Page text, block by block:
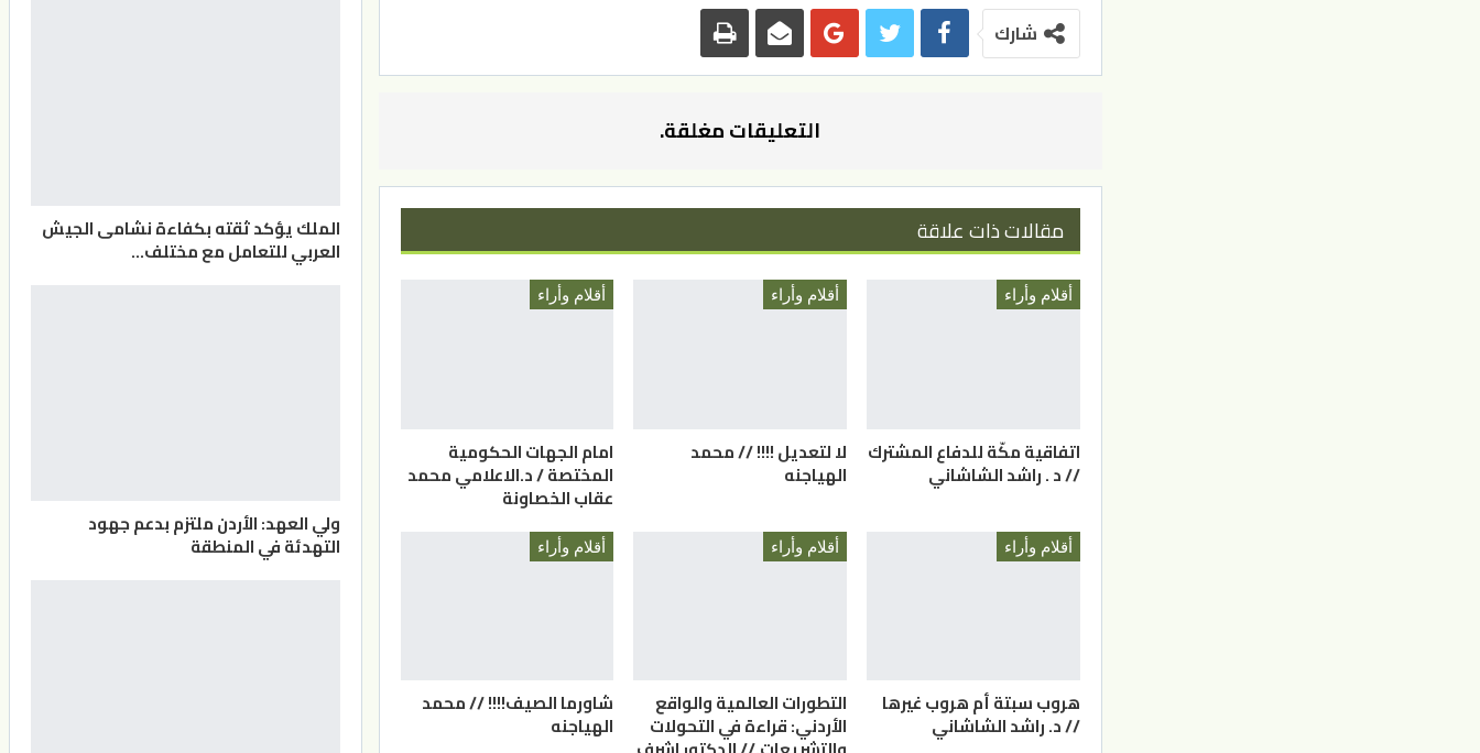
شارك
التعليقات مغلقة.
مقالات ذات علاقة
أقلام وأراء
اتفاقية مكّة للدفاع المشترك
// د . راشد الشاشاني
أقلام وأراء
لا لتعديل !!!! // محمد
الهياجنه
أقلام وأراء
امام الجهات الحكومية
المختصة / د.الاعلامي محمد
عقاب الخصاونة
أقلام وأراء
هروب سبتة أم هروب غيرها
// د. راشد الشاشاني
أقلام وأراء
التطورات العالمية والواقع
الأردني: قراءة في التحولات
أقلام وأراء
شاورما الصيف!!!! // محمد
الهياجنه
الملك يؤكد ثقته بكفاءة نشامى الجيش
العربي للتعامل مع مختلف…
ولي العهد: الأردن ملتزم بدعم جهود
التهدئة في المنطقة